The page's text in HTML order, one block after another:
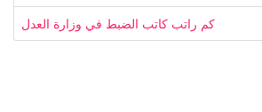
كم راتب كاتب الضبط في وزارة العدل